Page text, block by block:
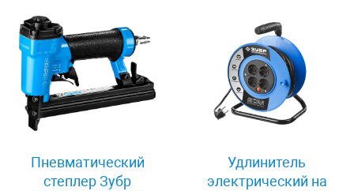
Пневматический
степлер Зубр
Удлинитель
электрический на